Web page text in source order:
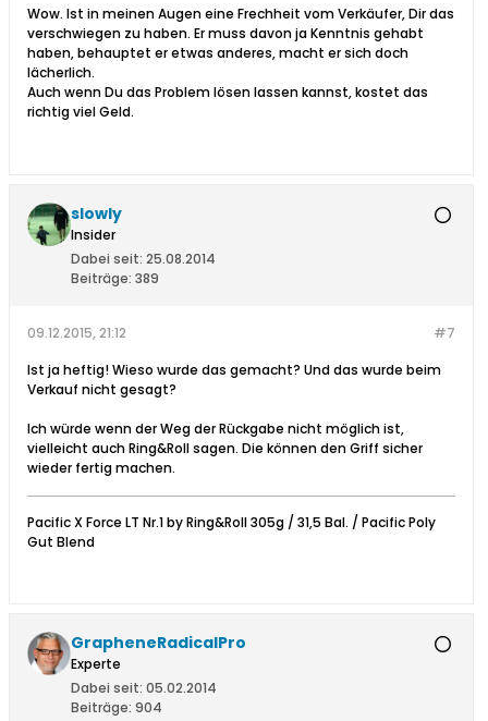
Wow. Ist in meinen Augen eine Frechheit vom Verkäufer, Dir das
verschwiegen zu haben. Er muss davon ja Kenntnis gehabt
haben, behauptet er etwas anderes, macht er sich doch
lächerlich.
Auch wenn Du das Problem lösen lassen kannst, kostet das
richtig viel Geld.
slowly
Insider
Dabei seit: 25.08.2014
Beiträge: 389
#7
09.12.2015, 21:12
Ist ja heftig! Wieso wurde das gemacht? Und das wurde beim
Verkauf nicht gesagt?
Ich würde wenn der Weg der Rückgabe nicht möglich ist,
vielleicht auch Ring&Roll sagen. Die können den Griff sicher
wieder fertig machen.
Pacific X Force LT Nr.1 by Ring&Roll 305g / 31,5 Bal. / Pacific Poly
Gut Blend
GrapheneRadicalPro
Experte
Dabei seit: 05.02.2014
Beiträge: 904